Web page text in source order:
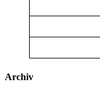
Archiv